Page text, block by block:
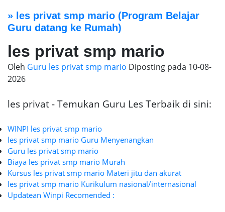
» les privat smp mario (Program Belajar
Guru datang ke Rumah)
les privat smp mario
Oleh Guru les privat smp mario Diposting pada 10-08-
2026
les privat - Temukan Guru Les Terbaik di sini:
WINPI les privat smp mario
les privat smp mario Guru Menyenangkan
Guru les privat smp mario
Biaya les privat smp mario Murah
Kursus les privat smp mario Materi jitu dan akurat
les privat smp mario Kurikulum nasional/internasional
Updatean Winpi Recomended :